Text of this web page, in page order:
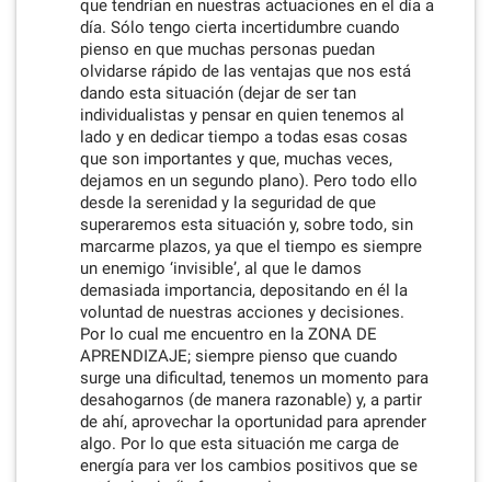
que tendrían en nuestras actuaciones en el día a
día. Sólo tengo cierta incertidumbre cuando
pienso en que muchas personas puedan
olvidarse rápido de las ventajas que nos está
dando esta situación (dejar de ser tan
individualistas y pensar en quien tenemos al
lado y en dedicar tiempo a todas esas cosas
que son importantes y que, muchas veces,
dejamos en un segundo plano). Pero todo ello
desde la serenidad y la seguridad de que
superaremos esta situación y, sobre todo, sin
marcarme plazos, ya que el tiempo es siempre
un enemigo ‘invisible’, al que le damos
demasiada importancia, depositando en él la
voluntad de nuestras acciones y decisiones.
Por lo cual me encuentro en la ZONA DE
APRENDIZAJE; siempre pienso que cuando
surge una dificultad, tenemos un momento para
desahogarnos (de manera razonable) y, a partir
de ahí, aprovechar la oportunidad para aprender
algo. Por lo que esta situación me carga de
energía para ver los cambios positivos que se